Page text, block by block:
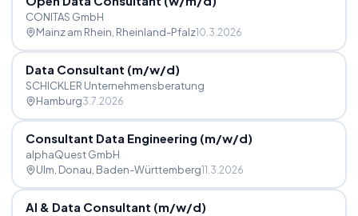
CONITAS GmbH
Mainz am Rhein , Rheinland-Pfalz10.3.2026
Data Consultant (m/w/d)
SCHICKLER Unternehmensberatung
Hamburg3.7.2026
Consultant Data Engineering (m/w/d)
alphaQuest GmbH
Ulm, Donau , Baden-Württemberg11.3.2026
AI & Data Consultant (m/w/d)